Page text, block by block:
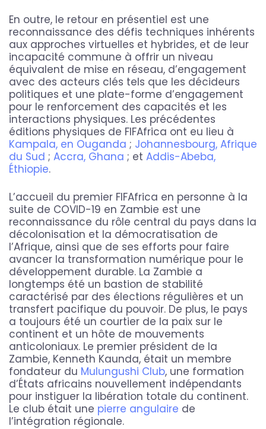
En outre, le retour en présentiel est une
reconnaissance des défis techniques inhérents
aux approches virtuelles et hybrides, et de leur
incapacité commune à offrir un niveau
équivalent de mise en réseau, d’engagement
avec des acteurs clés tels que les décideurs
politiques et une plate-forme d’engagement
pour le renforcement des capacités et les
interactions physiques. Les précédentes
éditions physiques de FIFAfrica ont eu lieu à
Kampala, en Ouganda ; Johannesbourg, Afrique
du Sud ; Accra, Ghana ; et Addis-Abeba,
Éthiopie.
L’accueil du premier FIFAfrica en personne à la
suite de COVID-19 en Zambie est une
reconnaissance du rôle central du pays dans la
décolonisation et la démocratisation de
l’Afrique, ainsi que de ses efforts pour faire
avancer la transformation numérique pour le
développement durable. La Zambie a
longtemps été un bastion de stabilité
caractérisé par des élections régulières et un
transfert pacifique du pouvoir. De plus, le pays
a toujours été un courtier de la paix sur le
continent et un hôte de mouvements
anticoloniaux. Le premier président de la
Zambie, Kenneth Kaunda, était un membre
fondateur du Mulungushi Club, une formation
d’États africains nouvellement indépendants
pour instiguer la libération totale du continent.
Le club était une pierre angulaire de
l’intégration régionale.